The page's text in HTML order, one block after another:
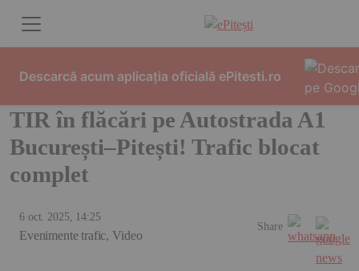
TIR în flăcări pe Autostrada A1
București–Pitești! Trafic blocat
complet
6 oct. 2025, 14:25
Evenimente trafic,Video
Share
Descarcă acum aplicația oficială ePitesti.ro